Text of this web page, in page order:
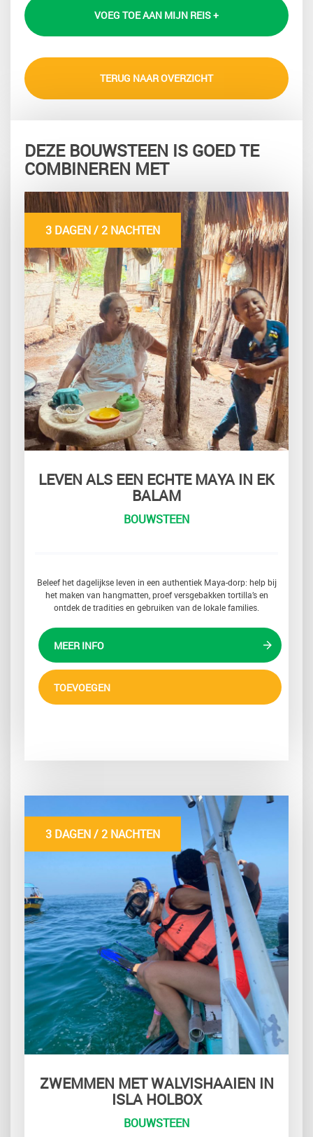
VOEG TOE AAN MIJN REIS +
TERUG NAAR OVERZICHT
DEZE BOUWSTEEN IS GOED TE
COMBINEREN MET
3 DAGEN / 2 NACHTEN
LEVEN ALS EEN ECHTE MAYA IN EK
BALAM
BOUWSTEEN
Beleef het dagelijkse leven in een authentiek Maya-dorp: help bij
het maken van hangmatten, proef versgebakken tortilla’s en
ontdek de tradities en gebruiken van de lokale families.
MEER INFO
TOEVOEGEN
3 DAGEN / 2 NACHTEN
ZWEMMEN MET WALVISHAAIEN IN
ISLA HOLBOX
BOUWSTEEN